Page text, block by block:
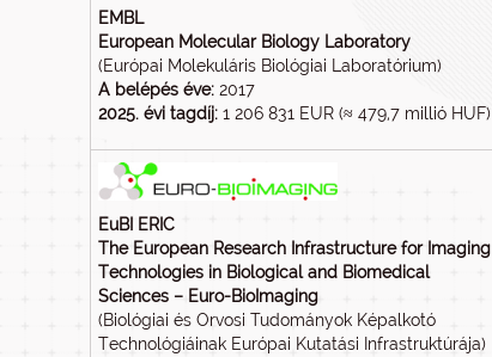
EMBL
European Molecular Biology Laboratory
(Európai Molekuláris Biológiai Laboratórium)
A belépés éve: 2017
2025. évi tagdíj: 1 206 831 EUR (≈ 479,7 millió HUF)
EuBI ERIC
The European Research Infrastructure for Imaging
Technologies in Biological and Biomedical
Sciences – Euro-BioImaging
(Biológiai és Orvosi Tudományok Képalkotó
Technológiáinak Európai Kutatási Infrastruktúrája)